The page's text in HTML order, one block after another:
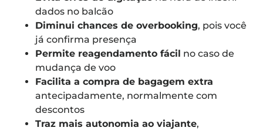
dados no balcão
Diminui chances de overbooking, pois você
já confirma presença
Permite reagendamento fácil no caso de
mudança de voo
Facilita a compra de bagagem extra
antecipadamente, normalmente com
descontos
Traz mais autonomia ao viajante,